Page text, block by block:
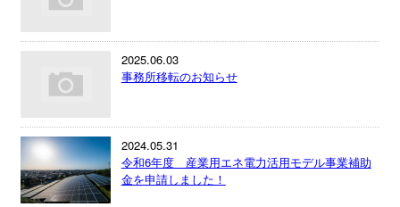
2025.06.03
事務所移転のお知らせ
2024.05.31
令和6年度 産業用エネ電力活用モデル事業補助
金を申請しました！